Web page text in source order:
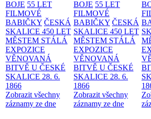
BOJE 55 LET
FILMOVÉ
BABIČKY ČESKÁ
SKALICE 450 LET
MĚSTEM STÁLÁ
EXPOZICE
VĚNOVANÁ
BITVĚ U ČESKÉ
SKALICE 28. 6.
1866
Zobrazit všechny
záznamy ze dne
BOJE 55 LET
FILMOVÉ
BABIČKY ČESKÁ
SKALICE 450 LET
MĚSTEM STÁLÁ
EXPOZICE
VĚNOVANÁ
BITVĚ U ČESKÉ
SKALICE 28. 6.
1866
Zobrazit všechny
záznamy ze dne